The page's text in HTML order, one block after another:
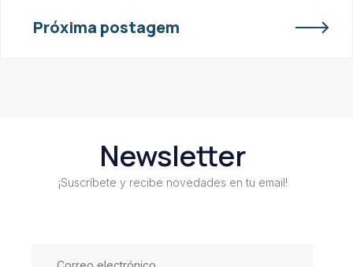
Próxima postagem
Newsletter
¡Suscríbete y recibe novedades en tu email!